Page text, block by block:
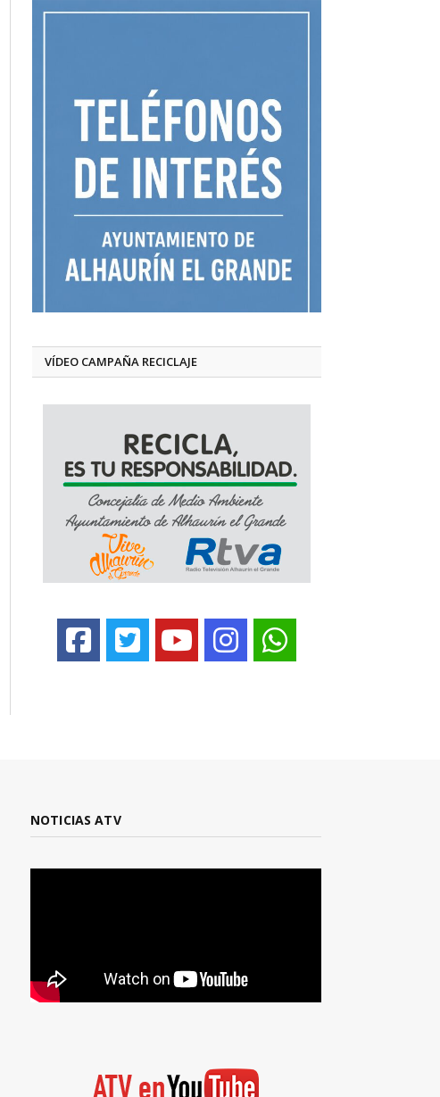
VÍDEO CAMPAÑA RECICLAJE
NOTICIAS ATV